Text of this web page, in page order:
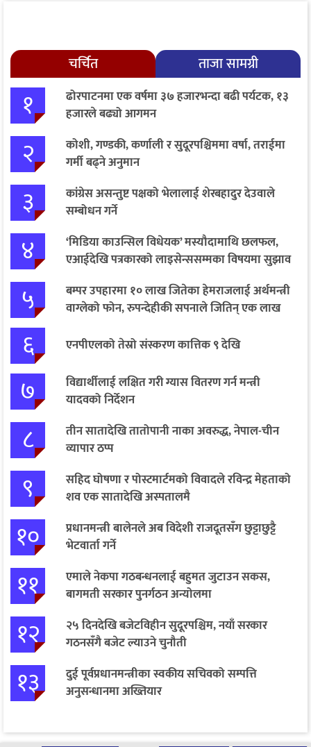
चर्चित ताजा सामग्री
१
ढोरपाटनमा एक वर्षमा ३७ हजारभन्दा बढी पर्यटक, १३
हजारले बढ्यो आगमन
२
कोशी, गण्डकी, कर्णाली र सुदूरपश्चिममा वर्षा, तराईमा
गर्मी बढ्ने अनुमान
३
कांग्रेस असन्तुष्ट पक्षको भेलालाई शेरबहादुर देउवाले
सम्बोधन गर्ने
४
‘मिडिया काउन्सिल विधेयक’ मस्यौदामाथि छलफल,
एआईदेखि पत्रकारको लाइसेन्ससम्मका विषयमा सुझाव
५
बम्पर उपहारमा १० लाख जितेका हेमराजलाई अर्थमन्त्री
वाग्लेको फोन, रुपन्देहीकी सपनाले जितिन् एक लाख
६ एनपीएलको तेस्रो संस्करण कात्तिक ९ देखि
७
विद्यार्थीलाई लक्षित गरी ग्यास वितरण गर्न मन्त्री
यादवको निर्देशन
८
तीन सातादेखि तातोपानी नाका अवरुद्ध, नेपाल-चीन
व्यापार ठप्प
९
सहिद घोषणा र पोस्टमार्टमको विवादले रविन्द्र मेहताको
शव एक सातादेखि अस्पतालमै
१०
प्रधानमन्त्री बालेनले अब विदेशी राजदूतसँग छुट्टाछुट्टै
भेटवार्ता गर्ने
११
एमाले नेकपा गठबन्धनलाई बहुमत जुटाउन सकस,
बागमती सरकार पुनर्गठन अन्योलमा
१२
२५ दिनदेखि बजेटविहीन सुदूरपश्चिम, नयाँ सरकार
गठनसँगै बजेट ल्याउने चुनौती
१३
दुई पूर्वप्रधानमन्त्रीका स्वकीय सचिवको सम्पत्ति
अनुसन्धानमा अख्तियार